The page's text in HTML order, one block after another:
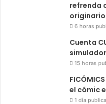
refrenda
6 horas
Cuenta
15 horas
el cómic
1 día